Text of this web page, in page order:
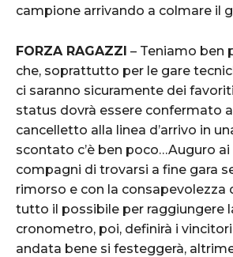
campione arrivando a colmare il
FORZA RAGAZZI – Teniamo ben
che, soprattutto per le gare
ci saranno sicuramente dei
status dovrà essere confermato
cancelletto alla linea d’arrivo in
scontato c’è ben poco…Auguro
compagni di trovarsi a fine gara
rimorso e con la consapevolezza
tutto il possibile per raggiungere
cronometro, poi, definirà i vincitori
andata bene si festeggerà,